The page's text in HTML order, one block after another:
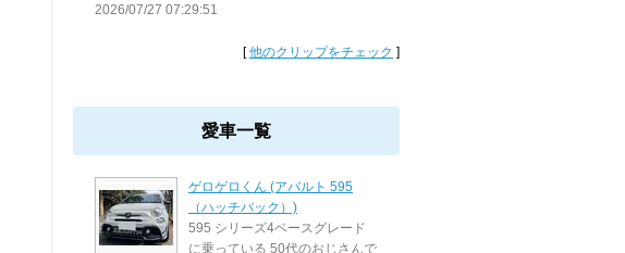
2026/07/27 07:29:51
[他のクリップをチェック ]
愛車一覧
ゲロゲロくん (アバルト 595
（ハッチバック）)
595 シリーズ4ベースグレード
に乗っている 50代のおじさんで